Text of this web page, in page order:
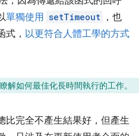
單獨使用 setTimeout ，也
式， 以更符合人體工學的方式
瞭解如何最佳化長時間執行的工作。
比完全不產生結果好，但產生